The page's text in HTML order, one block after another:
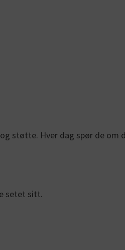
støtte. Hver dag spør de om
setet sitt.